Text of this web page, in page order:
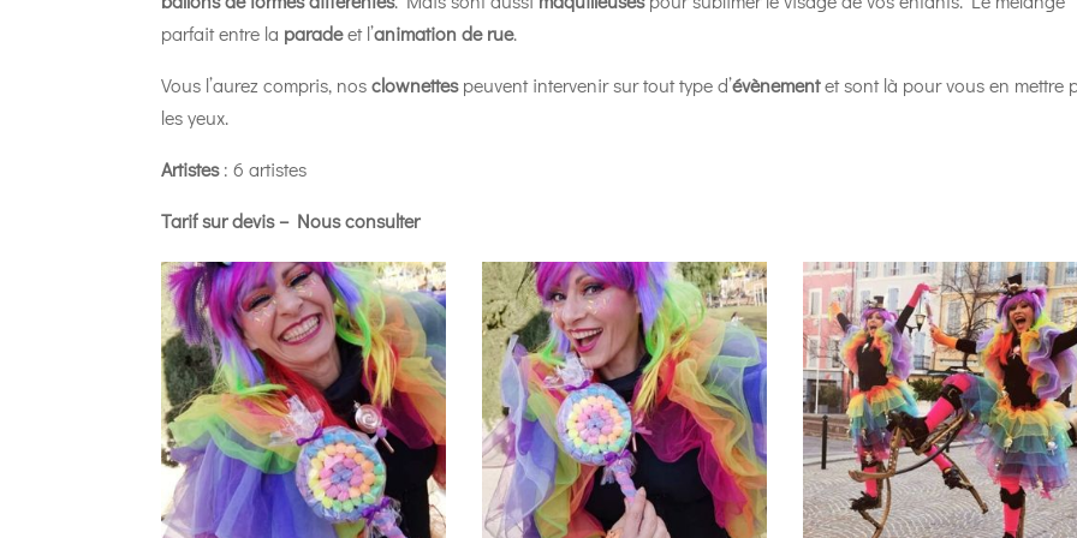
parfait entre la paradeet l’animation de rue.
Vous l’aurez compris, nosclownettespeuvent intervenir sur tout type d’évènementet sont là pour vous en mettre
les yeux.
Artistes: 6 artistes
Tarif sur devis – Nous consulter